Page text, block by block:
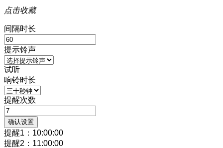
点击收藏
间隔时长
提示铃声
试听
响铃时长
提醒次数
确认设置
提醒1 ： 10:00:00
提醒2 ： 11:00:00